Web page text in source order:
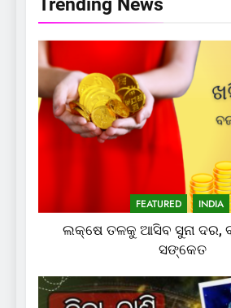
FEATURED INDIA
ଲକ୍ଷେ ତଳକୁ ଆସିବ ସୁନା ଦର,
ସଙ୍କେତ